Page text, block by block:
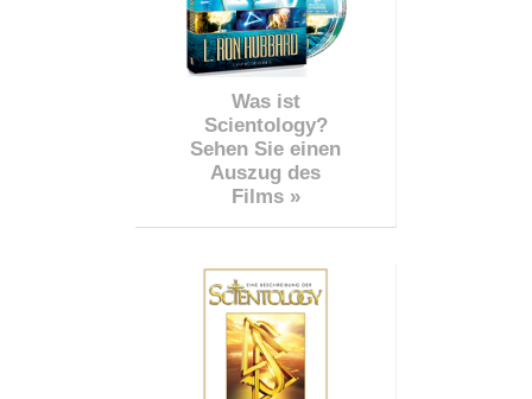
Was ist
Scientology?
Sehen Sie einen
Auszug des
Films »